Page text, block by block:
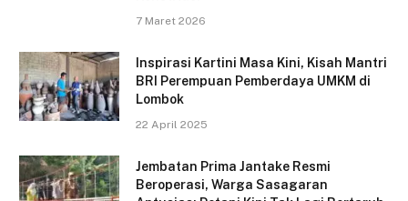
7 Maret 2026
Inspirasi Kartini Masa Kini, Kisah Mantri
BRI Perempuan Pemberdaya UMKM di
Lombok
22 April 2025
Jembatan Prima Jantake Resmi
Beroperasi, Warga Sasagaran